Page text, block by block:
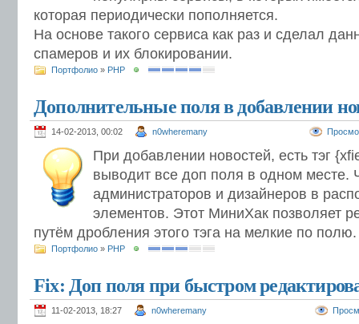
которая периодически пополняется.
На основе такого сервиса как раз и сделал
спамеров и их блокировании.
Портфолио » PHP
Дополнительные поля в добавлении
14-02-2013, 00:02 n0wheremany
При добавлении новостей, есть тэг
выводит все доп поля в одном месте.
администраторов и дизайнеров в
элементов. Этот МиниХак позволяет
путём дробления этого тэга на мелкие по
Портфолио » PHP
Fix: Доп поля при быстром
11-02-2013, 18:27 n0wheremany